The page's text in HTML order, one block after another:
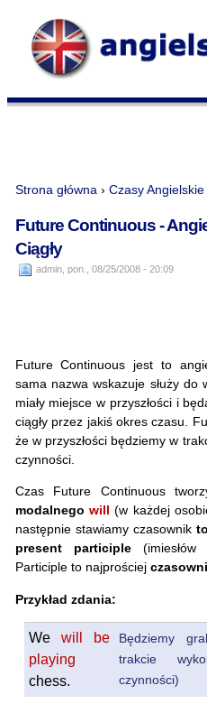
Strona główna› Czasy Angielskie
Future Continuous -
Ciągły
admin, pon., 08/25/2008 - 20:09
Future Continuous jest to
sama nazwa wskazuje służy do
miały miejsce w przyszłości i
ciągły przez jakiś okres czasu.
że w przyszłości będziemy w
czynności.
Czas Future Continuous
modalnego will (w każdej
następnie stawiamy czasownik
present participle(imiesłów
Participle to najprościej
Przykład zdania:
We will be
playing
chess.
Będziemy
trakcie
czynności)